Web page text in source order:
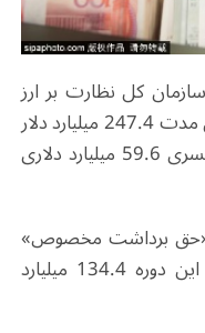
کل نظارت بر ارز
خارجی چین»، مازاد تجارت کالا در این مدت 247.4 میلیارد دلار
بوده، در حالی که تجارت خدمات با کسری 59.6 میلیارد دلاری
«حق برداشت مخصوص»
میلیارد